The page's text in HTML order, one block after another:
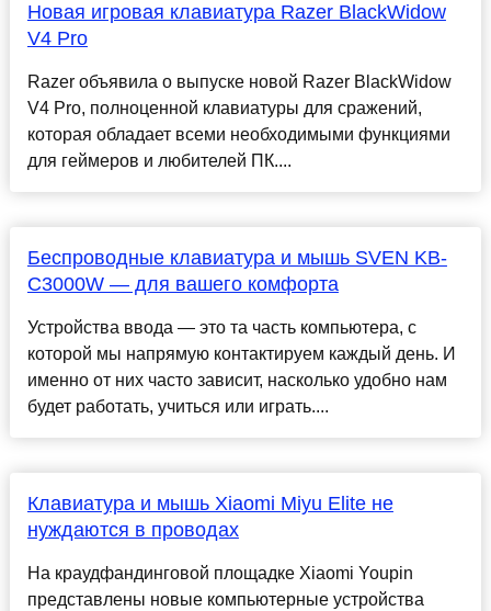
Новая игровая клавиатура Razer BlackWidow
V4 Pro
Razer объявила о выпуске новой Razer BlackWidow
V4 Pro, полноценной клавиатуры для сражений,
которая обладает всеми необходимыми функциями
для геймеров и любителей ПК....
Беспроводные клавиатура и мышь SVEN KB-
C3000W — для вашего комфорта
Устройства ввода — это та часть компьютера, с
которой мы напрямую контактируем каждый день. И
именно от них часто зависит, насколько удобно нам
будет работать, учиться или играть....
Клавиатура и мышь Xiaomi Miyu Elite не
нуждаются в проводах
На краудфандинговой площадке Xiaomi Youpin
представлены новые компьютерные устройства